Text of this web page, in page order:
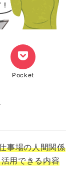
Pocket
事場の人間関係
用できる内容